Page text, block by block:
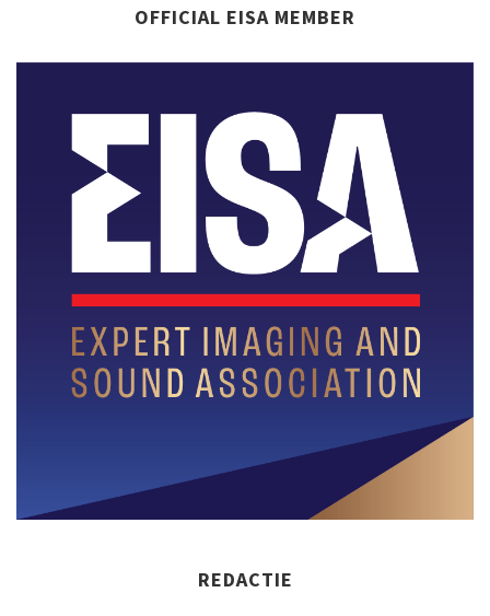
OFFICIAL EISA MEMBER
REDACTIE